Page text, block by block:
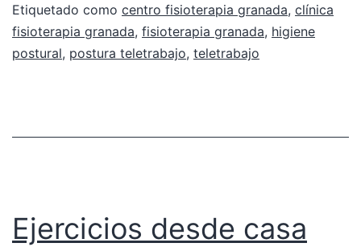
Etiquetado como centro fisioterapia granada, clínica
fisioterapia granada, fisioterapia granada, higiene
postural, postura teletrabajo, teletrabajo
Ejercicios desde casa